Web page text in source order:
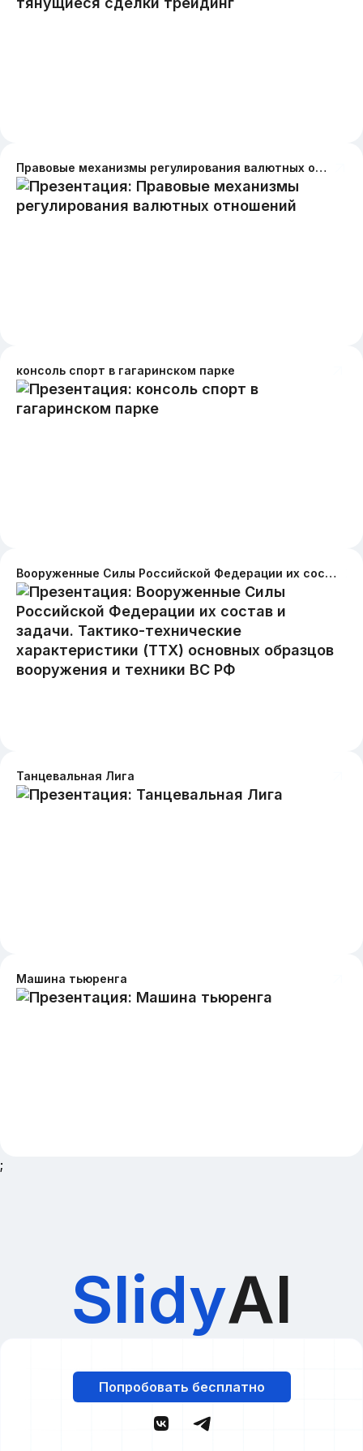
Правовые механизмы регулирования валютных отношений
консоль спорт в гагаринском парке
Вооруженные Силы Российской Федерации их состав и задачи. Тактико-технические характеристики (ТТХ) основных образцов вооружения и техники ВС РФ
Танцевальная Лига
Машина тьюренга
;
SlidyAI
Попробовать бесплатно